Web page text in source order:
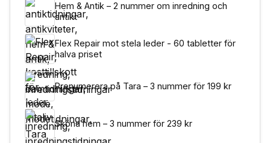
Hem & Antik – 2 nummer om inredning och
antikt
Flex Repair mot stela leder - 60 tabletter för
halva priset
Prenumerera på Tara – 3 nummer för 199 kr
Sköna hem – 3 nummer för 239 kr